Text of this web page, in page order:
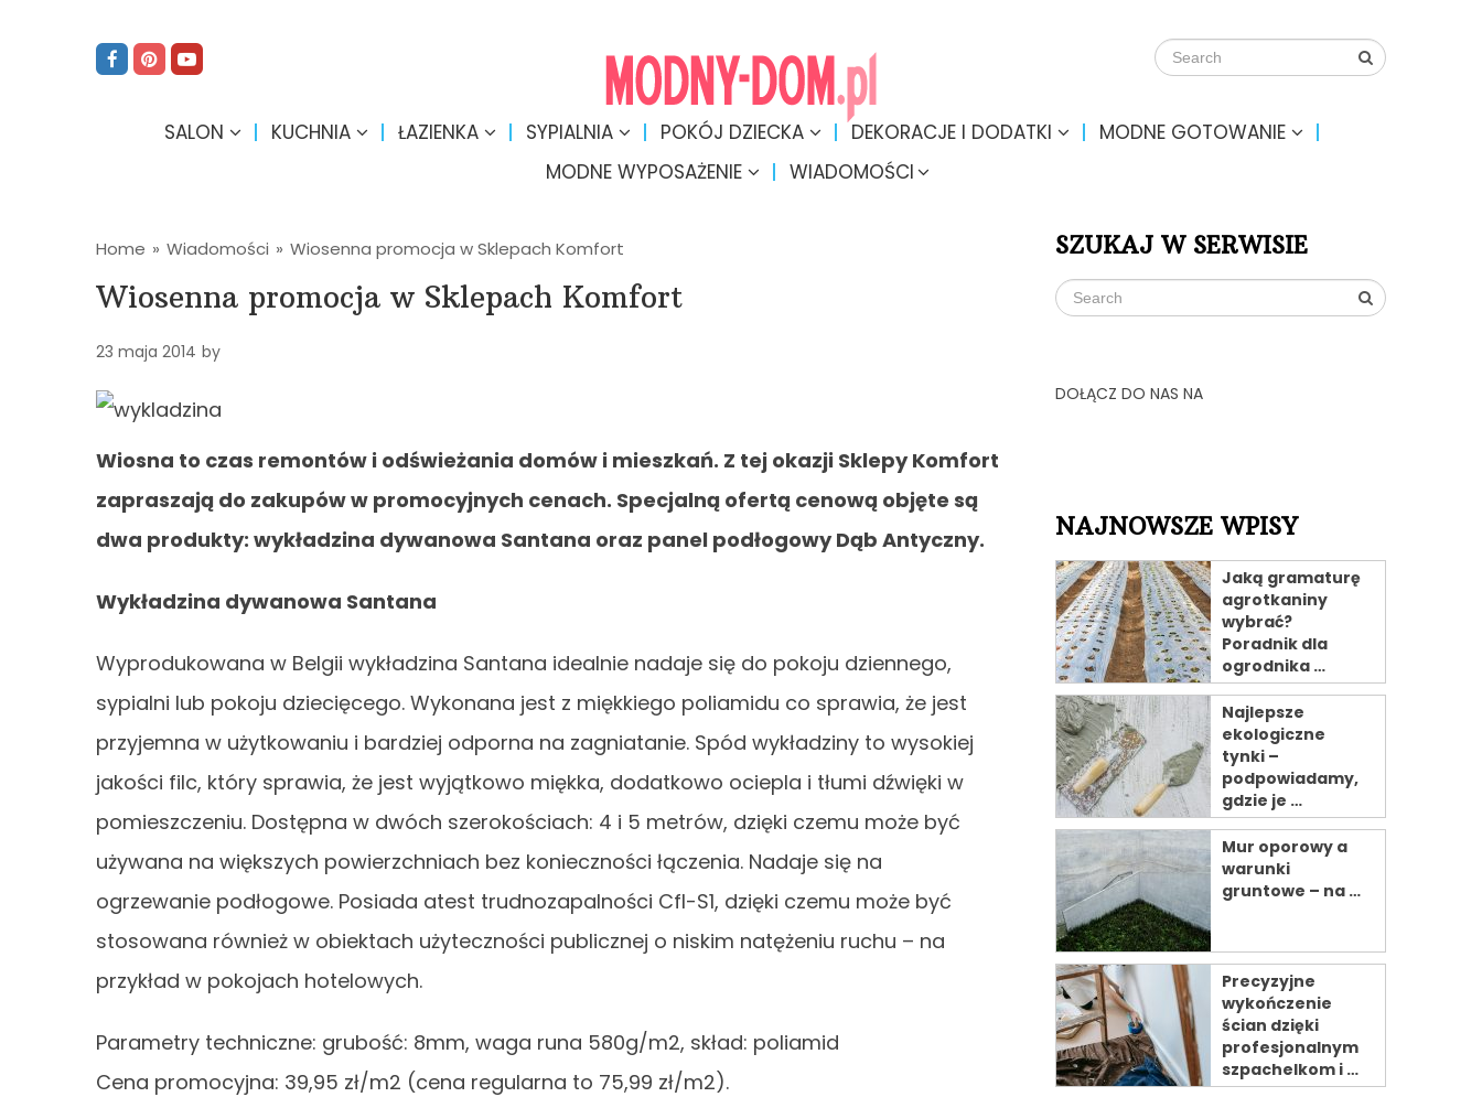
SALON KUCHNIA ŁAZIENKA SYPIALNIA POKÓJ DZIECKA DEKORACJE I DODATKI
MODNE GOTOWANIE
MODNE WYPOSAŻENIE
WIADOMOŚCI
Home » Wiadomości » Wiosenna promocja w Sklepach Komfort
Wiosenna promocja w Sklepach Komfort
23 maja 2014 by
Wiosna to czas remontów i odświeżania domów i mieszkań. Z tej okazji Sklepy Komfort
zapraszają do zakupów w promocyjnych cenach. Specjalną ofertą cenową objęte są
dwa produkty: wykładzina dywanowa Santana oraz panel podłogowy Dąb Antyczny.
Wykładzina dywanowa Santana
Wyprodukowana w Belgii wykładzina Santana idealnie nadaje się do pokoju dziennego,
sypialni lub pokoju dziecięcego. Wykonana jest z miękkiego poliamidu co sprawia, że jest
przyjemna w użytkowaniu i bardziej odporna na zagniatanie. Spód wykładziny to wysokiej
jakości filc, który sprawia, że jest wyjątkowo miękka, dodatkowo ociepla i tłumi dźwięki w
pomieszczeniu. Dostępna w dwóch szerokościach: 4 i 5 metrów, dzięki czemu może być
używana na większych powierzchniach bez konieczności łączenia. Nadaje się na
ogrzewanie podłogowe. Posiada atest trudnozapalności Cfl-S1, dzięki czemu może być
stosowana również w obiektach użyteczności publicznej o niskim natężeniu ruchu – na
przykład w pokojach hotelowych.
Parametry techniczne: grubość: 8mm, waga runa 580g/m2, skład: poliamid
Cena promocyjna: 39,95 zł/m2 (cena regularna to 75,99 zł/m2).
SZUKAJ W SERWISIE
DOŁĄCZ DO NAS NA
NAJNOWSZE WPISY
Jaką gramaturę
agrotkaniny
wybrać?
Poradnik dla
ogrodnika …
Najlepsze
ekologiczne
tynki –
podpowiadamy,
gdzie je …
Mur oporowy a
warunki
gruntowe – na …
Precyzyjne
wykończenie
ścian dzięki
profesjonalnym
szpachelkom i …